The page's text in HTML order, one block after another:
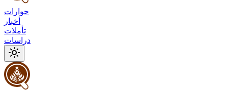
حوارات
أخبار
تأملات
دراسات